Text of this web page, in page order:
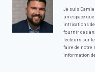
Je suis
un espace
intrications de
fournir des
lecteurs sur
faire de notre
information